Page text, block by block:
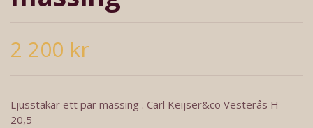
2 200 kr
Ljusstakar ett par mässing . Carl Keijser&co Vesterås H
20,5